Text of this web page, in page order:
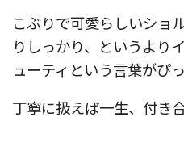
こぶりで可愛らしいショ
りしっかり、というより
ューティという言葉がぴっ
丁寧に扱えば一生、付き